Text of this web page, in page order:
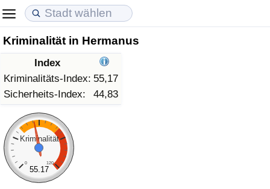
Kriminalität in Hermanus
Index
Kriminalitäts-Index: 55,17
Sicherheits-Index:
44,83
Kriminalität
0 120
55.17
Lebenshaltungskosten
Lebenshaltungskosten-Index (aktuell)
Lebenshaltungskosten-Index
Lebenshaltungskosten-Index nach Land
in Akaba
Immobilienpreise
Immobilienpreis-Index (aktuell)
Immobilienpreis-Index
Immobilienpreis-Index nach Land
Lebensqualität
Lebensqualität-Index
Lebensqualität-Index (aktuell)
Lebensqualitätsindex nach Land
Kriminalität